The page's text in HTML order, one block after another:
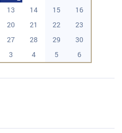
13 14 15
16
20 21 22
23
27 28 29
30
3 4 5 6